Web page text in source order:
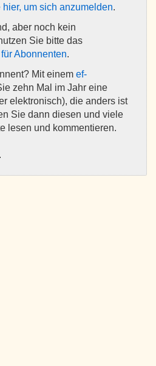
um sich anzumelden.
aber noch kein
Sie bitte das
Abonnenten.
Mit einem ef-
zehn Mal im Jahr eine
elektronisch), die anders ist
Sie dann diesen und viele
lesen und kommentieren.
.